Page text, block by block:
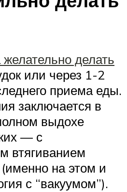
делать
или через 1-2
приема еды.
заключается в
выдохе
— с
втягиванием
на этом и
с “вакуумом”).